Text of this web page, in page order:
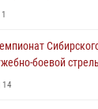
1
боевой
14